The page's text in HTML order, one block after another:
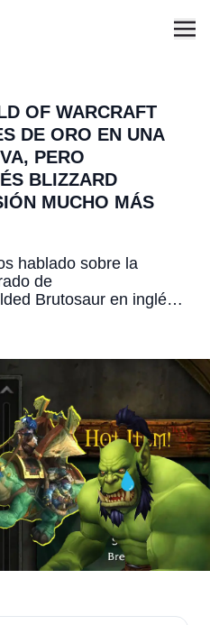
OF WARCRAFT
DE ORO EN UNA
PERO
BLIZZARD
MUCHO MÁS
hablado sobre la
de
Brutosaur en inglés)
muchos parezca un
Sin embargo,
una historia ha […]